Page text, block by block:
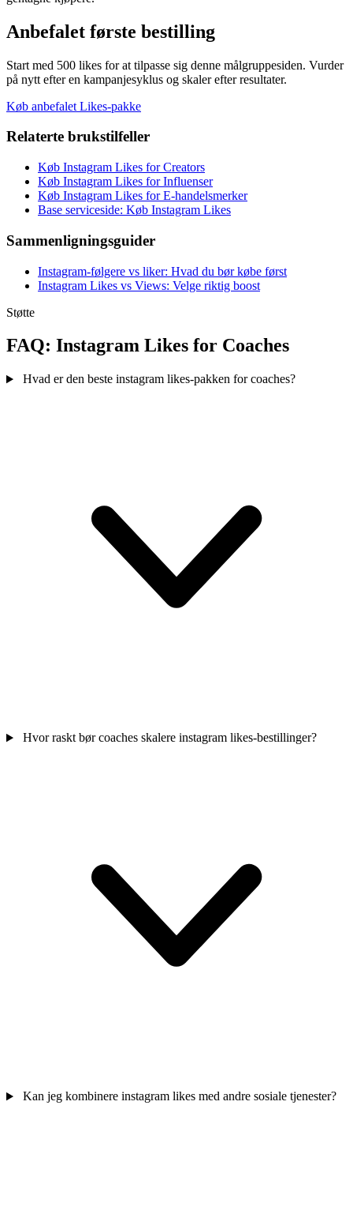
Anbefalet første bestilling
Start med 500 likes for at tilpasse sig denne målgruppesiden. Vurder
på nytt efter en kampanjesyklus og skaler efter resultater.
Køb anbefalet Likes-pakke
Relaterte brukstilfeller
Køb Instagram Likes for Creators
Køb Instagram Likes for Influenser
Køb Instagram Likes for E-handelsmerker
Base serviceside: Køb Instagram Likes
Sammenligningsguider
Instagram-følgere vs liker: Hvad du bør købe først
Instagram Likes vs Views: Velge riktig boost
Støtte
FAQ: Instagram Likes for Coaches
Hvad er den beste instagram likes-pakken for coaches?
Hvor raskt bør coaches skalere instagram likes-bestillinger?
Kan jeg kombinere instagram likes med andre sosiale tjenester?